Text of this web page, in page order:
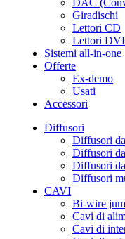
DAC
Giradischi
Lettori CD
Lettori
Sistemi all-in-one
Offerte
Ex-demo
Usati
Accessori
Diffusori
Diffusori
Diffusori
Diffusori
Diffusori
CAVI
Bi-wire
Cavi di
Cavi di